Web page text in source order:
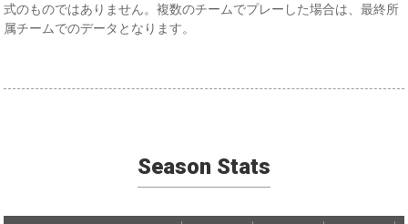
式のものではありません。複数のチームでプレーした場合は、最終所
属チームでのデータとなります。
Season Stats